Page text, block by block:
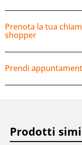
Prenota la tua
shopper
Prendi
Prodotti